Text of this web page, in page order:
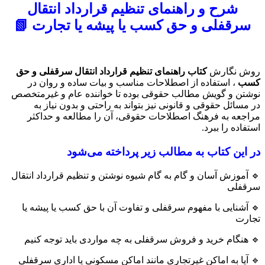
عددشرح و راهنمای تنظیم قرارداد انتقال
سرقفلی و حق کسب یا پیشه یا تجارت 📗
روش نگارشکتاب راهنمای تنظیم قرارداد انتقال سرقفلی و حق
کسب ، استفاده از اصطلاحات مناسب و بیات ساده و روان در
نوشتن و گویش مطالب حقوقی بوده تا خواننده عام و غیرمتخصص
در مسائل حقوقی و قانونی نیز بتواند به راحتی و بدون نیاز به
مراجعه به فرهنگ اصطلاحات حقوقی، آن‌ را مطالعه و حداکثر
استفاده را ببرد.
در این کتاب به مطالب زیر پرداخته می‌شود
🔹 آموزش آسان و گام به گام شیوه نوشتن و تنظیم قرارداد انتقال
سرقفلی
🔹 آشنایی با مفهوم سرقفلی و تفاوت آن با حق کسب یا پیشه یا
تجارت
🔹 هنگام خرید و فروش سرقفلی به چه مواردی باید توجه کنیم
🔹 آیا به اماکن غیرتجاری مانند اماکن مسکونی یا اداری سرقفلی